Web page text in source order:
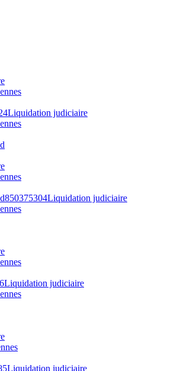
Liquidation judiciaire
850375304Liquidation judiciaire
Liquidation judiciaire
Liquidation judiciaire